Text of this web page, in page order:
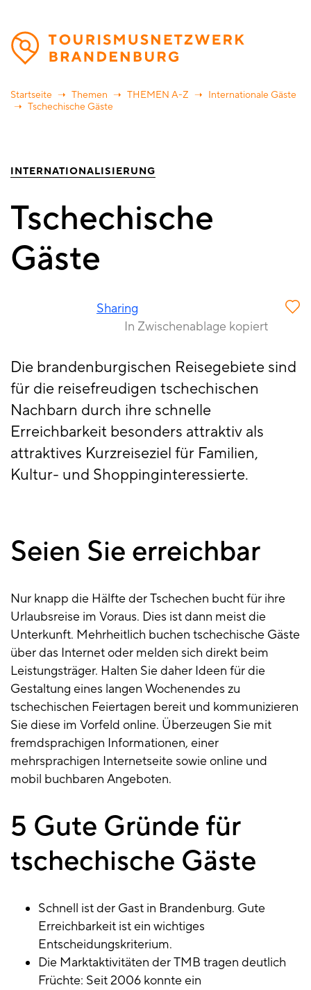
Direkt
zum
Inhalt
Startseite Themen THEMEN A-Z
Internationale Gäste
Tschechische Gäste
INTERNATIONALISIERUNG
Tschechische
Gäste
Sharing
In Zwischenablage kopiert
Die brandenburgischen Reisegebiete sind
für die reisefreudigen tschechischen
Nachbarn durch ihre schnelle
Erreichbarkeit besonders attraktiv als
attraktives Kurzreiseziel für Familien,
Kultur- und Shoppinginteressierte.
Seien Sie erreichbar
Nur knapp die Hälfte der Tschechen bucht für ihre
Urlaubsreise im Voraus. Dies ist dann meist die
Unterkunft. Mehrheitlich buchen tschechische Gäste
über das Internet oder melden sich direkt beim
Leistungsträger. Halten Sie daher Ideen für die
Gestaltung eines langen Wochenendes zu
tschechischen Feiertagen bereit und kommunizieren
Sie diese im Vorfeld online. Überzeugen Sie mit
fremdsprachigen Informationen, einer
mehrsprachigen Internetseite sowie online und
mobil buchbaren Angeboten.
5 Gute Gründe für
tschechische Gäste
Schnell ist der Gast in Brandenburg. Gute
Erreichbarkeit ist ein wichtiges
Entscheidungskriterium.
Die Marktaktivitäten der TMB tragen deutlich
Früchte: Seit 2006 konnte ein